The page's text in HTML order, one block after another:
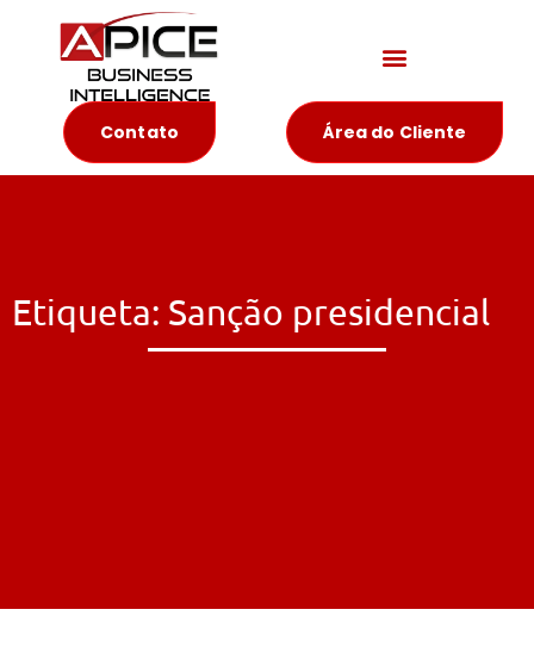
Contato Área do Cliente
Etiqueta: Sanção presidencial